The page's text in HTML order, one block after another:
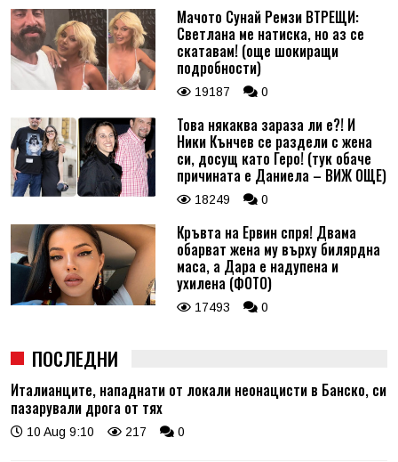
Мачото Сунай Ремзи ВТРЕЩИ:
Светлана ме натиска, но аз се
скатавам! (още шокиращи
подробности)
19187 0
Това някаква зараза ли е?! И
Ники Кънчев се раздели с жена
си, досущ като Геро! (тук обаче
причината е Даниела – ВИЖ ОЩЕ)
18249 0
Кръвта на Ервин спря! Двама
обарват жена му върху билярдна
маса, а Дара е надупена и
ухилена (ФОТО)
17493 0
ПОСЛЕДНИ
Италианците, нападнати от локали неонацисти в Банско, си
пазарували дрога от тях
10 Aug 9:10 217 0